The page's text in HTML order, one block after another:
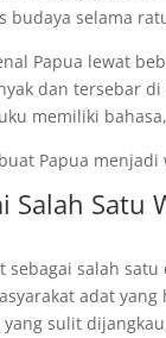
budaya selama
Papua lewat
dan tersebar
memiliki
Papua
Salah Satu
sebagai salah
adat
sulit